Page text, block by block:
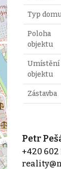
Typ
Poloha
objektu
Umístění
objektu
Zástavba
Petr
+420 602